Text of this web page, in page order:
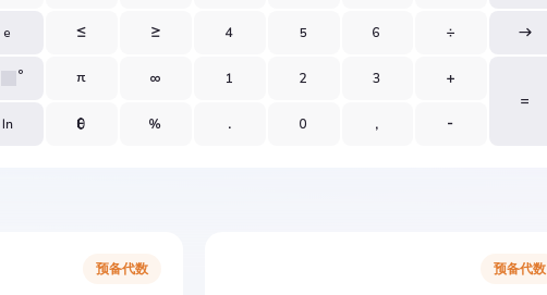
预备代数 预备代数